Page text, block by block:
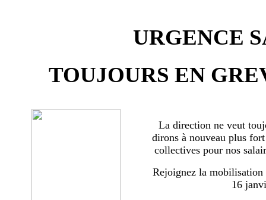
URGENCE
TOUJOURS EN
La direction ne veut
dirons à nouveau plus
collectives pour nos
Rejoignez la mobilisation
16